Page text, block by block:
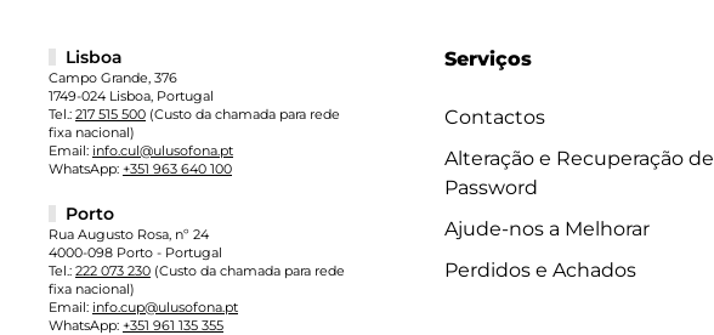
Serviços
Contactos
Alteração e Recuperação de
Password
Ajude-nos a Melhorar
Perdidos e Achados
Lisboa
Campo Grande, 376
1749-024 Lisboa, Portugal
Tel.: 217 515 500 (Custo da chamada para rede
fixa nacional)
Email: info.cul@ulusofona.pt
WhatsApp: +351 963 640 100
Porto
Rua Augusto Rosa, nº 24
4000-098 Porto - Portugal
Tel.: 222 073 230 (Custo da chamada para rede
fixa nacional)
Email: info.cup@ulusofona.pt
WhatsApp: +351 961 135 355